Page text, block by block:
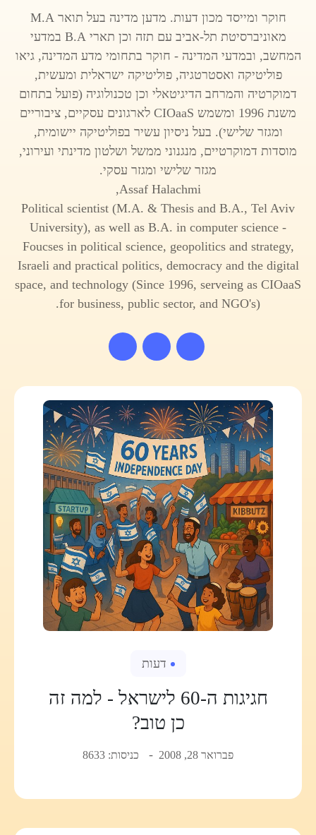
חוקר ומייסד מכון דעות. מדען מדינה בעל תואר M.A
מאוניברסיטת תל-אביב עם תזה וכן תארי B.A במדעי
המחשב, ובמדעי המדינה - חוקר בתחומי מדע המדינה, גיאו
פוליטיקה ואסטרטגיה, פוליטיקה ישראלית ומעשית,
דמוקרטיה והמרחב הדיגיטאלי וכן טכנולוגיה (פועל בתחום
משנת 1996 ומשמש CIOaaS לארגונים עסקיים, ציבוריים
ומגזר שלישי). בעל ניסיון עשיר בפוליטיקה יישומית,
מוסדות דמוקרטיים, מנגנוני ממשל ושלטון מדינתי ועירוני,
מגזר שלישי ומגזר עסקי.
Assaf Halachmi,
Political scientist (M.A. & Thesis and B.A., Tel Aviv
University), as well as B.A. in computer science -
Foucses in political science, geopolitics and strategy,
Israeli and practical politics, democracy and the digital
space, and technology (Since 1996, serveing as CIOaaS
for business, public sector, and NGO's).
דעות
חגיגות ה-60 לישראל - למה זה
כן טוב?
פברואר 28, 2008 כניסות: 8633